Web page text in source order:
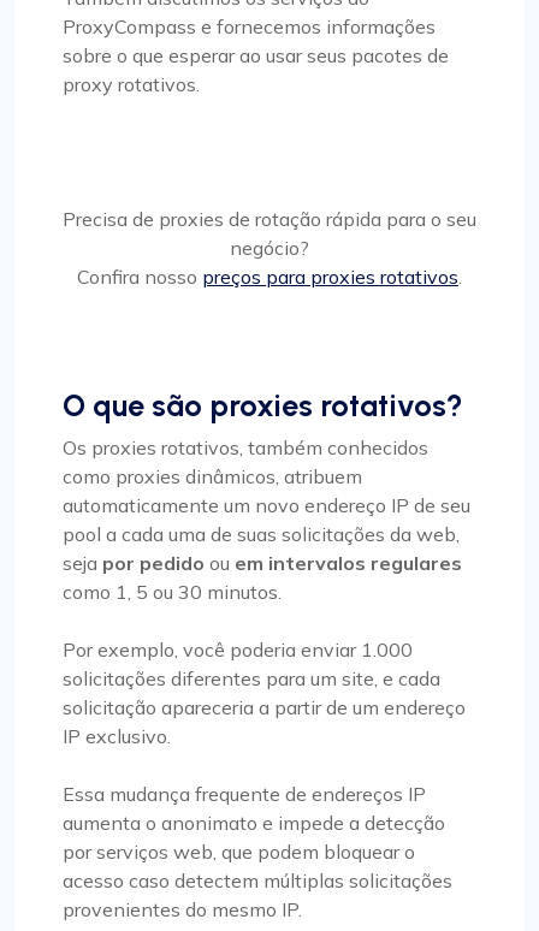
ProxyCompass e fornecemos informações
sobre o que esperar ao usar seus pacotes de
proxy rotativos.
Precisa de proxies de rotação rápida para o seu
negócio?
Confira nosso preços para proxies rotativos.
O que são proxies rotativos?
Os proxies rotativos, também conhecidos
como proxies dinâmicos, atribuem
automaticamente um novo endereço IP de seu
pool a cada uma de suas solicitações da web,
seja por pedido ou em intervalos regulares
como 1, 5 ou 30 minutos.
Por exemplo, você poderia enviar 1.000
solicitações diferentes para um site, e cada
solicitação apareceria a partir de um endereço
IP exclusivo.
Essa mudança frequente de endereços IP
aumenta o anonimato e impede a detecção
por serviços web, que podem bloquear o
acesso caso detectem múltiplas solicitações
provenientes do mesmo IP.